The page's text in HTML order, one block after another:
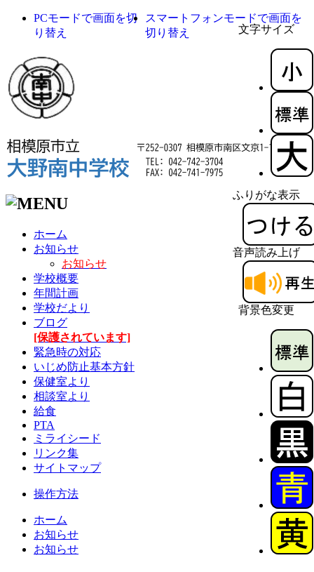
文字サイズ
ふりがな表示
音声読み上げ
背景色変更
PCモードで画面を切
り替え
スマートフォンモードで画面を
切り替え
ホーム
お知らせ
お知らせ
学校概要
年間計画
学校だより
ブログ
[保護されています]
緊急時の対応
いじめ防止基本方針
保健室より
相談室より
給食
PTA
ミライシード
リンク集
サイトマップ
操作方法
ホーム
お知らせ
お知らせ